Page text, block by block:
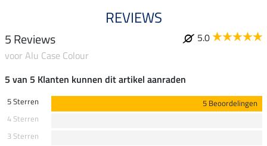
REVIEWS
5 Reviews
5.0
voor Alu Case Colour
5 van 5 Klanten kunnen dit artikel aanraden
5 Sterren
5 Beoordelingen
4 Sterren
3 Sterren